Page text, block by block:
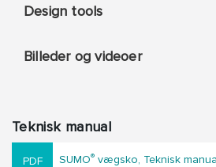
Design tools
Billeder og videoer
Teknisk manual
SUMO® vægsko, Teknisk